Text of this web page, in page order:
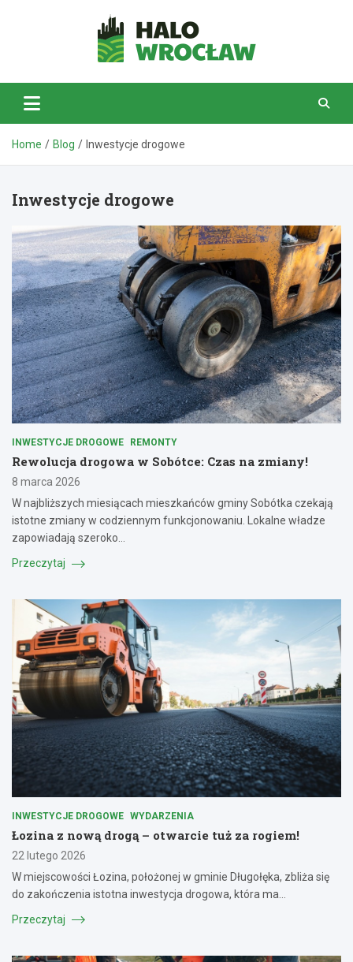
HaloWrocław.pl
Home Blog Inwestycje drogowe
Inwestycje drogowe
INWESTYCJE DROGOWE REMONTY
Rewolucja drogowa w Sobótce: Czas na zmiany!
8 marca 2026
W najbliższych miesiącach mieszkańców gminy Sobótka czekają
istotne zmiany w codziennym funkcjonowaniu. Lokalne władze
zapowiadają szeroko…
Przeczytaj
INWESTYCJE DROGOWE WYDARZENIA
Łozina z nową drogą – otwarcie tuż za rogiem!
22 lutego 2026
W miejscowości Łozina, położonej w gminie Długołęka, zbliża się
do zakończenia istotna inwestycja drogowa, która ma…
Przeczytaj